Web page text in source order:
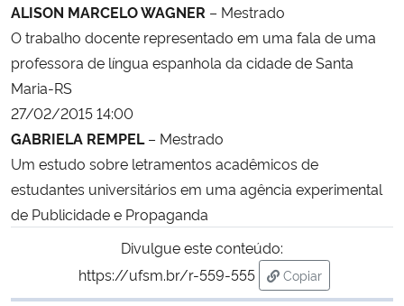
ALISON MARCELO WAGNER – Mestrado
O trabalho docente representado em uma fala de uma
professora de língua espanhola da cidade de Santa
Maria-RS
27/02/2015 14:00
GABRIELA REMPEL– Mestrado
Um estudo sobre letramentos acadêmicos de
estudantes universitários em uma agência experimental
de Publicidade e Propaganda
Divulgue este conteúdo:
https://ufsm.br/r-559-555
Copiar
para área de